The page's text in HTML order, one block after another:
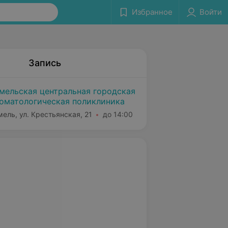
Избранное Войти
Запись
центральная городская
поликлиника
ул. Крестьянская, 21 до 14:00